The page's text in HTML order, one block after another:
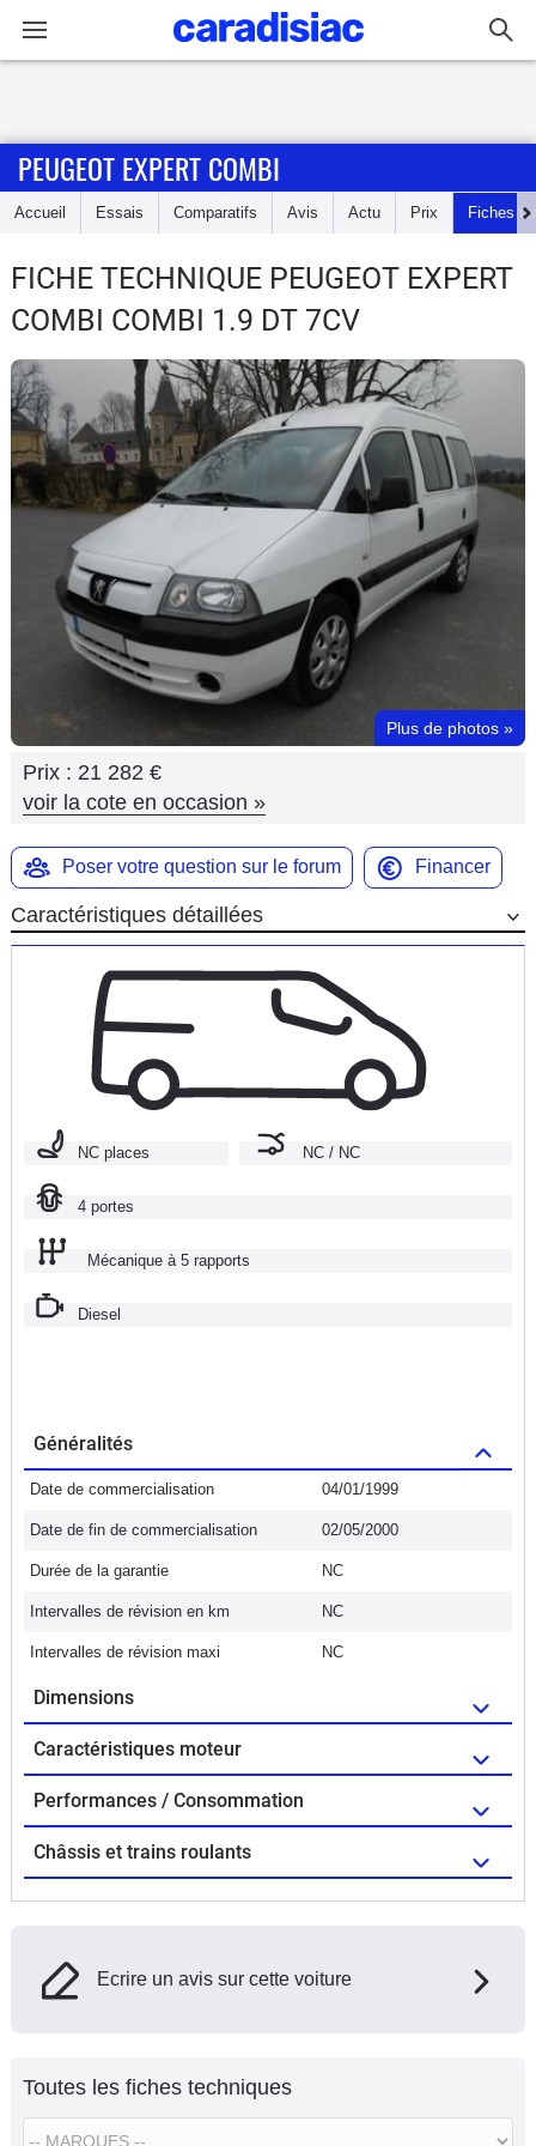
Accueil
Essais
Guide
d'achat
Electriques
Utilitaires
Flottes
Auto
Services
Forum
Moto
Marques
PEUGEOT EXPERT COMBI
Accueil Essais Comparatifs Avis Actu Prix Fiches
FICHE TECHNIQUE PEUGEOT EXPERT
COMBI COMBI 1.9 DT 7CV
Plus de photos »
Prix : 21 282 €
voir la cote en occasion »
Poser votre question sur le forum Financer
Caractéristiques détaillées
NC places NC / NC
4 portes
Mécanique à 5 rapports
Diesel
Généralités
Date de commercialisation 04/01/1999
Date de fin de commercialisation 02/05/2000
Durée de la garantie NC
Intervalles de révision en km NC
Intervalles de révision maxi NC
Dimensions
Caractéristiques moteur
Performances / Consommation
Châssis et trains roulants
Ecrire un avis sur cette voiture
Toutes les fiches techniques